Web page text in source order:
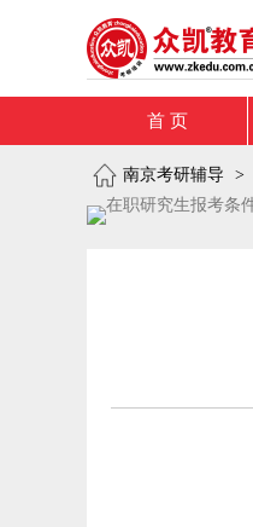
首 页
南京考研辅导 >